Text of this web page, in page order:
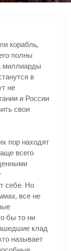
корабль,
полны
миллиарды
в
не
и России
свои
пор находят
всего
себе. Но
все не
бы то ни
клад
называет